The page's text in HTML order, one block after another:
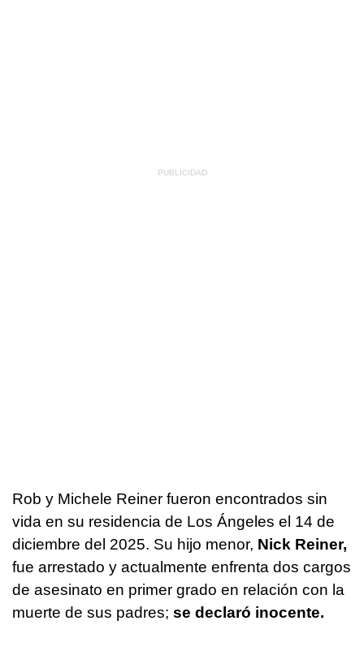
Rob y Michele Reiner fueron encontrados sin
vida en su residencia de Los Ángeles el 14 de
diciembre del 2025. Su hijo menor, Nick Reiner,
fue arrestado y actualmente enfrenta dos cargos
de asesinato en primer grado en relación con la
muerte de sus padres; se declaró inocente.